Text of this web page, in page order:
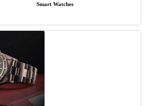
Smart Watches